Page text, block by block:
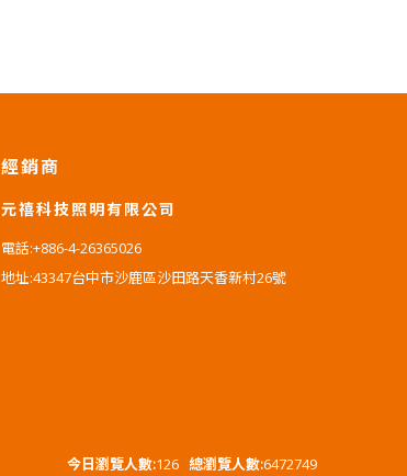
經銷商
元禧科技照明有限公司
電話:+886-4-26365026
地址:43347台中市沙鹿區沙田路天香新村26號
今日瀏覽人數:126 總瀏覽人數:6472749